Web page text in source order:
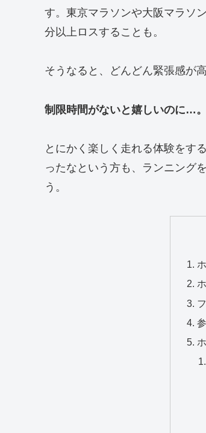
す。東京マラソンや大阪マラソ
分以上ロスすることも。
そうなると、どんどん緊張感が
制限時間がないと嬉しいのに…
とにかく楽しく走れる体験をす
ったなという方も、ランニング
う。